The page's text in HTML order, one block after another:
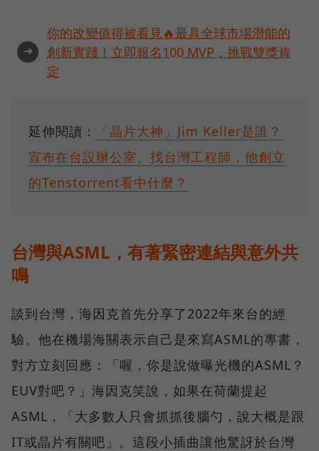
➜
你的改變值得被看見🔥最具全球市場潛能的
創新實踐！立即報名100 MVP，挑戰雙獎肯
定
延伸閱讀：
「晶片大神」Jim Keller是誰？
宣布在台設辦公室、找台灣工程師，他創立
的Tenstorrent看中什麼？
台灣與ASML，有著緊密連結與意外共
鳴
談到台灣，海因克首先分享了2022年來台的經
驗。他在機場海關表示自己是來寫ASML的專書，
對方立刻回應：「喔，你是說做曝光機的ASML？
EUV對吧？」海因克笑說，如果在荷蘭提起
ASML，「大多數人只會抓抓後腦勺，說大概是跟
IT或晶片有關吧」。這段小插曲讓他驚訝於台灣